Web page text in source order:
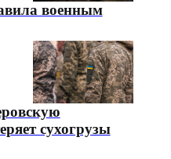
военным
сухогрузы